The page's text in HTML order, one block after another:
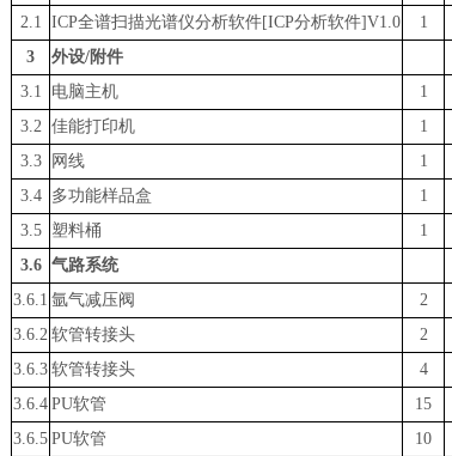
2.1 ICP全谱扫描光谱仪分析软件[ICP分析软件]V1.0 1
3
外设/附件
3.1
电脑主机 1
3.2 佳能打印机 1
3.3
网线 1
3.4
多功能样品盒 1
3.5
塑料桶 1
3.6 气路系统
3.6.1 氩气减压阀 2
3.6.2 软管转接头 2
3.6.3 软管转接头 4
3.6.4 PU软管 15
3.6.5 PU软管 10